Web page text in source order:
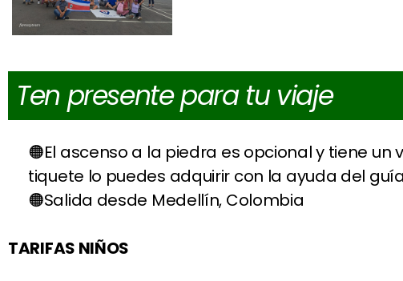
Ten presente para tu viaje
El ascenso a la piedra es opcional y tiene un
tiquete lo puedes adquirir con la ayuda del
Salida desde Medellín, Colombia
TARIFAS NIÑOS